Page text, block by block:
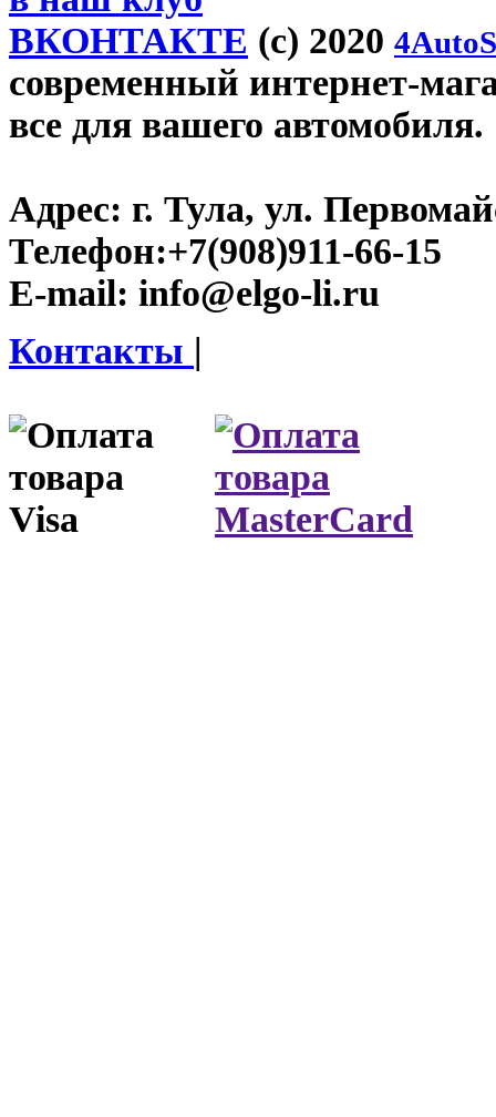
ВКОНТАКТЕ (c) 2020
современный интернет-
все для вашего автомобиля.
Адрес: г. Тула, ул.
Телефон:+7(908)911-66-15
E-mail: info@elgo-li.ru
Контакты |